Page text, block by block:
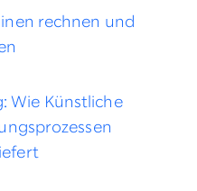
rechnen und
Wie Künstliche